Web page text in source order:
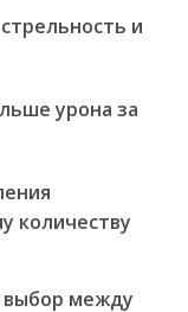
и
урона за
количеству
выбор между